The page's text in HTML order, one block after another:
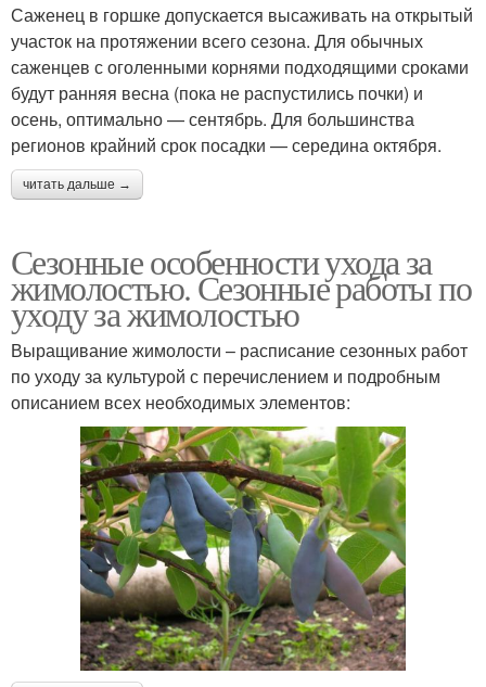
Саженец в горшке допускается высаживать на открытый
участок на протяжении всего сезона. Для обычных
саженцев с оголенными корнями подходящими сроками
будут ранняя весна (пока не распустились почки) и
осень, оптимально — сентябрь. Для большинства
регионов крайний срок посадки — середина октября.
читать дальше →
Сезонные особенности ухода за
жимолостью. Сезонные работы по
уходу за жимолостью
Выращивание жимолости – расписание сезонных работ
по уходу за культурой с перечислением и подробным
описанием всех необходимых элементов: